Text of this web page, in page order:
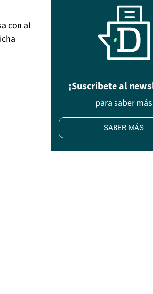
con al
¡Suscribete al
para saber más
SABER MÁS